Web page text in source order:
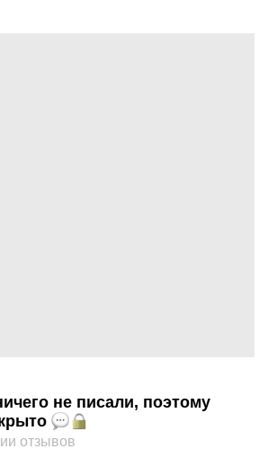
не писали, поэтому
отзывов